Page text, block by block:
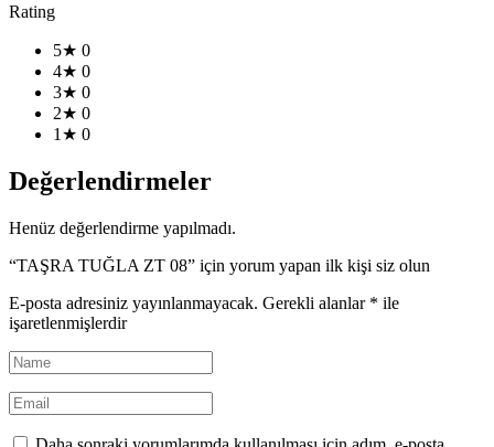
Rating
5★ 0
4★ 0
3★ 0
2★ 0
1★ 0
Değerlendirmeler
Henüz değerlendirme yapılmadı.
“TAŞRA TUĞLA ZT 08” için yorum yapan ilk kişi siz olun
E-posta adresiniz yayınlanmayacak. Gerekli alanlar * ile
işaretlenmişlerdir